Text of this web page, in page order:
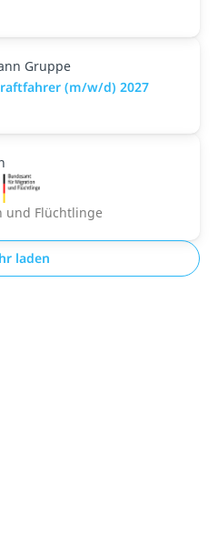
Gruppe
(m/w/d) 2027
und Flüchtlinge
laden